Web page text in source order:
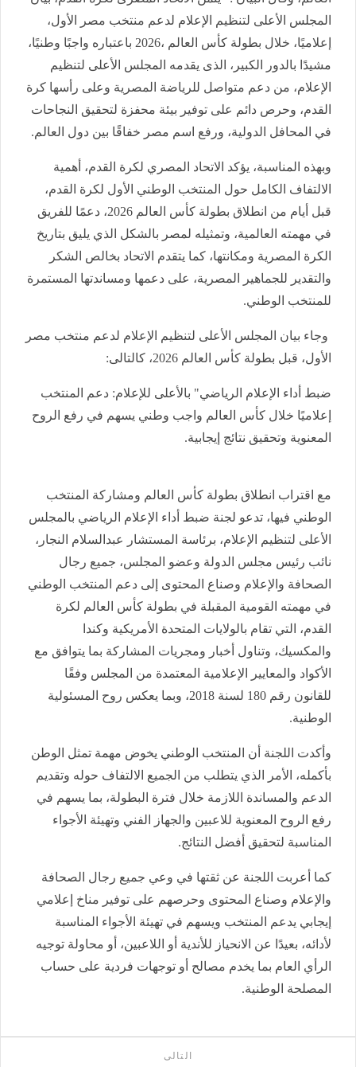
المجلس الأعلى لتنظيم الإعلام لدعم منتخب مصر الأول،
إعلاميًا، خلال بطولة كأس العالم ،2026 باعتباره واجبًا وطنيًا،
مشيدًا بالدور الكبير، الذى يقدمه المجلس الأعلى لتنظيم
الإعلام، من دعم متواصل للرياضة المصرية وعلى رأسها كرة
القدم، وحرص دائم على توفير بيئة محفزة لتحقيق النجاحات
في المحافل الدولية، ورفع اسم مصر خفاقًا بين دول العالم.
وبهذه المناسبة، يؤكد الاتحاد المصري لكرة القدم، أهمية
الالتفاف الكامل حول المنتخب الوطني الأول لكرة القدم،
قبل أيام من انطلاق بطولة كأس العالم 2026، دعمًا للفريق
في مهمته العالمية، وتمثيله لمصر بالشكل الذي يليق بتاريخ
الكرة المصرية ومكانتها، كما يتقدم الاتحاد بخالص الشكر
والتقدير للجماهير المصرية، على دعمها ومساندتها المستمرة
للمنتخب الوطني.
وجاء بيان المجلس الأعلى لتنظيم الإعلام لدعم منتخب مصر
الأول، قبل بطولة كأس العالم 2026، كالتالى:
ضبط أداء الإعلام الرياضي" بالأعلى للإعلام: دعم المنتخب
إعلاميًا خلال كأس العالم واجب وطني يسهم في رفع الروح
المعنوية وتحقيق نتائج إيجابية.
مع اقتراب انطلاق بطولة كأس العالم ومشاركة المنتخب
الوطني فيها، تدعو لجنة ضبط أداء الإعلام الرياضي بالمجلس
الأعلى لتنظيم الإعلام، برئاسة المستشار عبدالسلام النجار،
نائب رئيس مجلس الدولة وعضو المجلس، جميع رجال
الصحافة والإعلام وصناع المحتوى إلى دعم المنتخب الوطني
في مهمته القومية المقبلة في بطولة كأس العالم لكرة
القدم، التي تقام بالولايات المتحدة الأمريكية وكندا
والمكسيك، وتناول أخبار ومجريات المشاركة بما يتوافق مع
الأكواد والمعايير الإعلامية المعتمدة من المجلس وفقًا
للقانون رقم 180 لسنة 2018، وبما يعكس روح المسئولية
الوطنية.
وأكدت اللجنة أن المنتخب الوطني يخوض مهمة تمثل الوطن
بأكمله، الأمر الذي يتطلب من الجميع الالتفاف حوله وتقديم
الدعم والمساندة اللازمة خلال فترة البطولة، بما يسهم في
رفع الروح المعنوية للاعبين والجهاز الفني وتهيئة الأجواء
المناسبة لتحقيق أفضل النتائج.
كما أعربت اللجنة عن ثقتها في وعي جميع رجال الصحافة
والإعلام وصناع المحتوى وحرصهم على توفير مناخ إعلامي
إيجابي يدعم المنتخب ويسهم في تهيئة الأجواء المناسبة
لأدائه، بعيدًا عن الانحياز للأندية أو اللاعبين، أو محاولة توجيه
الرأي العام بما يخدم مصالح أو توجهات فردية على حساب
المصلحة الوطنية.
التالى